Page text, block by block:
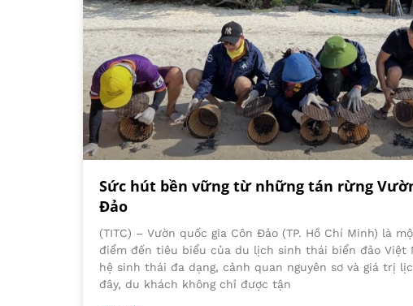
Sức hút bền vững từ những tán rừng
Đảo
(TITC) – Vườn quốc gia Côn Đảo (TP. Hồ Chí Minh) là
điểm đến tiêu biểu của du lịch sinh thái biển đảo Việt
hệ sinh thái đa dạng, cảnh quan nguyên sơ và giá trị
đây, du khách không chỉ được tận